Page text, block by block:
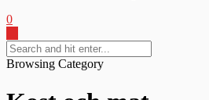
0
Browsing Category